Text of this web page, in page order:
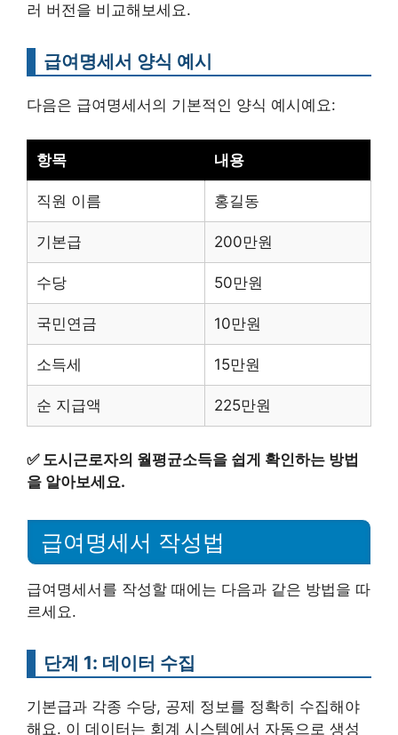
러 버전을 비교해보세요.
급여명세서 양식 예시
다음은 급여명세서의 기본적인 양식 예시예요:
항목 내용
직원 이름 홍길동
기본급 200만원
수당 50만원
국민연금 10만원
소득세 15만원
순 지급액 225만원
✅ 도시근로자의 월평균소득을 쉽게 확인하는 방법
을 알아보세요.
급여명세서 작성법
급여명세서를 작성할 때에는 다음과 같은 방법을 따
르세요.
단계 1: 데이터 수집
기본급과 각종 수당, 공제 정보를 정확히 수집해야
해요. 이 데이터는 회계 시스템에서 자동으로 생성